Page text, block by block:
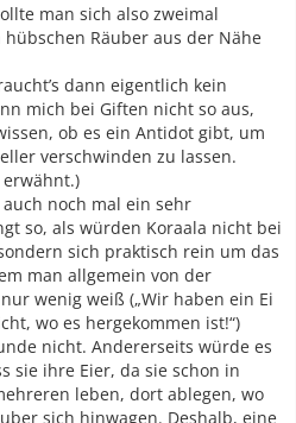
man sich also zweimal
Räuber aus der Nähe
dann eigentlich kein
mich bei Giften nicht so aus,
ob es ein Antidot gibt, um
verschwinden zu lassen.
noch mal ein sehr
so, als würden Koraala nicht bei
sich praktisch rein um das
man allgemein von der
wenig weiß („Wir haben ein Ei
wo es hergekommen ist!“)
nicht. Andererseits würde es
sie ihre Eier, da sie schon in
leben, dort ablegen, wo
sich hinwagen. Deshalb, eine